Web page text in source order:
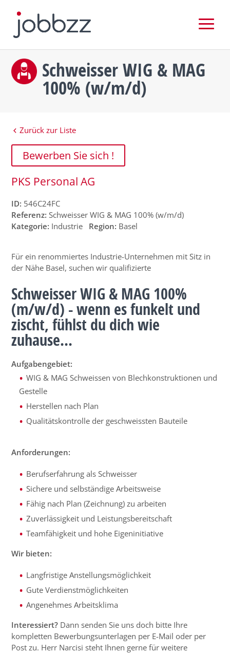
Schweisser WIG & MAG
100% (w/m/d)
Zurück zur Liste
Bewerben Sie sich !
PKS Personal AG
ID: 546C24FC
Referenz: Schweisser WIG & MAG 100% (w/m/d)
Kategorie: Industrie Region: Basel
Für ein renommiertes Industrie-Unternehmen mit Sitz in
der Nähe Basel, suchen wir qualifizierte
Schweisser WIG & MAG 100%
(m/w/d) - wenn es funkelt und
zischt, fühlst du dich wie
zuhause...
Aufgabengebiet:
WIG & MAG Schweissen von Blechkonstruktionen und
Gestelle
Herstellen nach Plan
Qualitätskontrolle der geschweissten Bauteile
Anforderungen:
Berufserfahrung als Schweisser
Sichere und selbständige Arbeitsweise
Fähig nach Plan (Zeichnung) zu arbeiten
Zuverlässigkeit und Leistungsbereitschaft
Teamfähigkeit und hohe Eigeninitiative
Wir bieten:
Langfristige Anstellungsmöglichkeit
Gute Verdienstmöglichkeiten
Angenehmes Arbeitsklima
Interessiert? Dann senden Sie uns doch bitte Ihre
kompletten Bewerbungsunterlagen per E-Mail oder per
Post zu. Herr Narcisi steht Ihnen gerne für weitere